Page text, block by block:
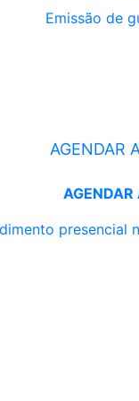
Emissão de
AGENDAR
AGENDAR
presencial